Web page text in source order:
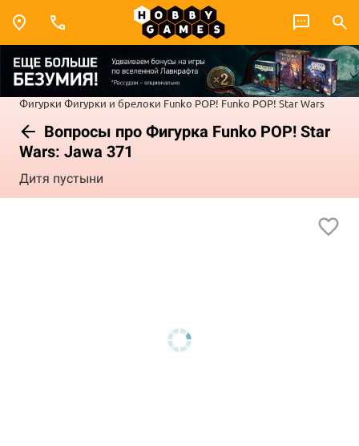
Фигурки Фигурки и брелоки Funko POP! Funko POP! Star Wars
Вопросы про Фигурка Funko POP! Star
Wars: Jawa 371
Дитя пустыни